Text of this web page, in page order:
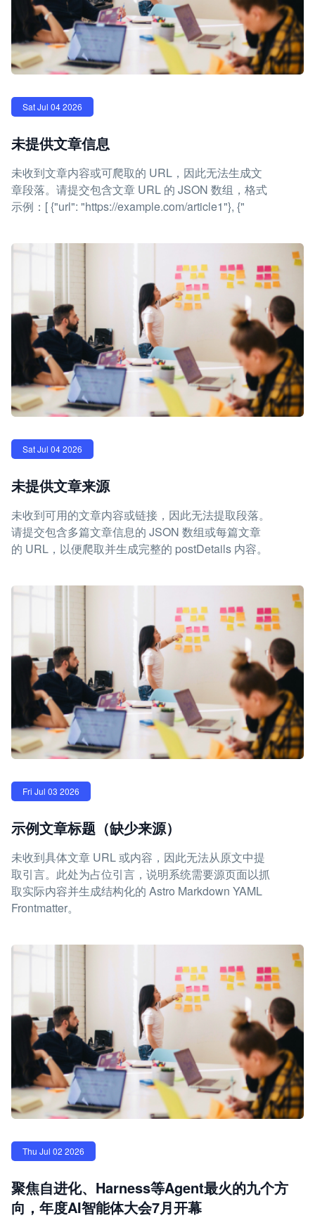
Sat Jul 04 2026
未提供文章信息
未收到文章内容或可爬取的 URL，因此无法生成文
章段落。请提交包含文章 URL 的 JSON 数组，格式
示例：[ {"url": "https://example.com/article1"}, {"
Sat Jul 04 2026
未提供文章来源
未收到可用的文章内容或链接，因此无法提取段落。
请提交包含多篇文章信息的 JSON 数组或每篇文章
的 URL，以便爬取并生成完整的 postDetails 内容。
Fri Jul 03 2026
示例文章标题（缺少来源）
未收到具体文章 URL 或内容，因此无法从原文中提
取引言。此处为占位引言，说明系统需要源页面以抓
取实际内容并生成结构化的 Astro Markdown YAML
Frontmatter。
Thu Jul 02 2026
聚焦自进化、Harness等Agent最火的九个方
向，年度AI智能体大会7月开幕